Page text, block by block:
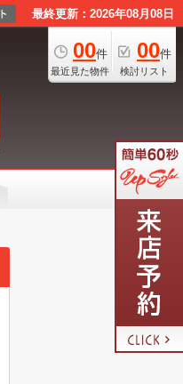
最終更新：2026年08月08日
00件
最近見た物件
00件
検討リスト